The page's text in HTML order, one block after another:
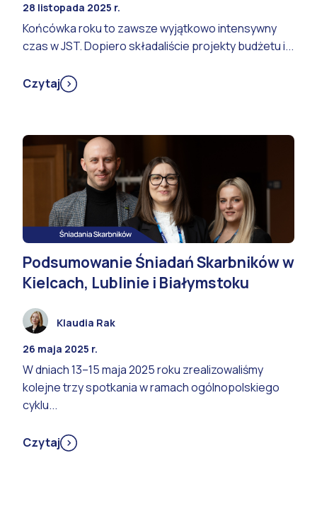
28 listopada 2025 r.
Końcówka roku to zawsze wyjątkowo intensywny
czas w JST. Dopiero składaliście projekty budżetu i...
Czytaj
Podsumowanie Śniadań Skarbników w
Kielcach, Lublinie i Białymstoku
Klaudia Rak
26 maja 2025 r.
W dniach 13–15 maja 2025 roku zrealizowaliśmy
kolejne trzy spotkania w ramach ogólnopolskiego
cyklu...
Czytaj